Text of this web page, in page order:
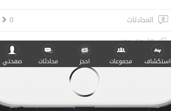
المحادثات
0
الأعضاء (1)
أنشطة
v.1.0
استكشاف مجموعات احجز محادثات صفحتي